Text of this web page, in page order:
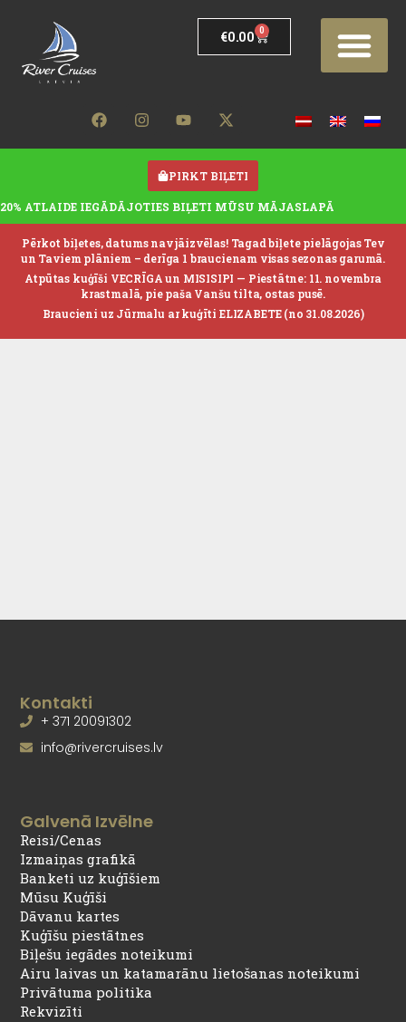
€0.00 0
PIRKT BIĻETI
20% ATLAIDE IEGĀDĀJOTIES BIĻETI MŪSU MĀJASLAPĀ
Pērkot biļetes, datums nav jāizvēlas! Tagad biļete pielāgojas Tev
un Taviem plāniem – derīga 1 braucienam visas sezonas garumā.
Atpūtas kuģīši VECRĪGA un MISISIPI — Piestātne: 11. novembra
krastmalā, pie paša Vanšu tilta, ostas pusē.
Braucieni uz Jūrmalu ar kuģīti ELIZABETE (no 31.08.2026)
Galvenā Izvēlne
Reisi/Cenas
Izmaiņas grafikā
Banketi uz kuģīšiem
Mūsu Kuģīši
Dāvanu kartes
Kuģīšu piestātnes
Biļešu iegādes noteikumi
Airu laivas un katamarānu lietošanas noteikumi
Privātuma politika
Rekvizīti
Kontakti
+ 371 20091302
info@rivercruises.lv